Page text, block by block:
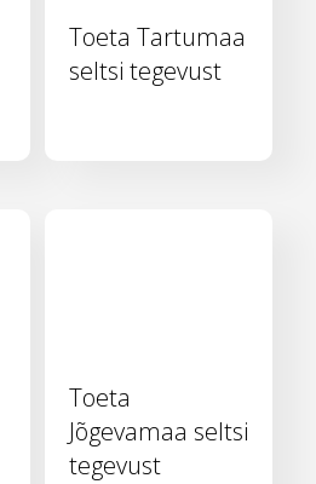
Toeta Tartumaa
seltsi tegevust
Toeta
Jõgevamaa seltsi
tegevust